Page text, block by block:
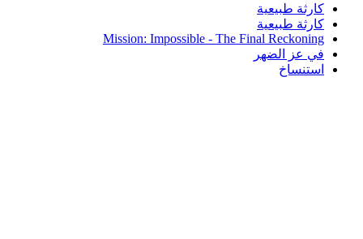
كارثة طبيعية
كارثة طبيعية
Mission: Impossible - The Final Reckoning
في عز الضهر
استنساخ